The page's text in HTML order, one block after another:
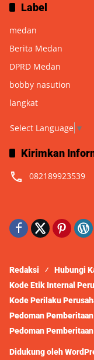
Label
medan
Berita Medan
DPRD Medan
bobby nasution
langkat
Select Language ▼
Kirimkan
082189923539
Redaksi
Hubungi
Kode Etik Internal
Kode Perilaku
Pedoman
Pedoman
Didukung oleh